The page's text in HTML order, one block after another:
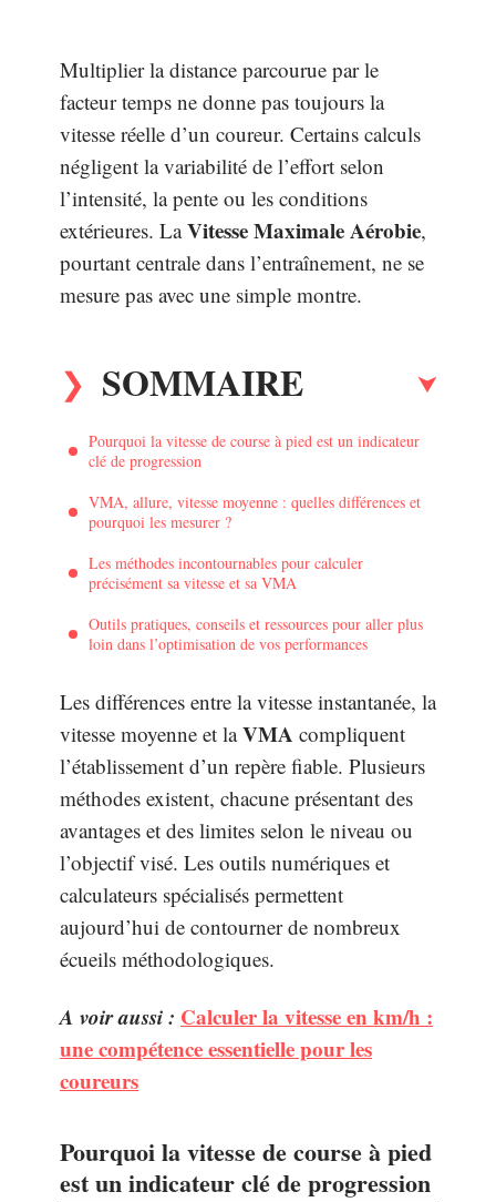
Multiplier la distance parcourue par le
facteur temps ne donne pas toujours la
vitesse réelle d’un coureur. Certains calculs
négligent la variabilité de l’effort selon
l’intensité, la pente ou les conditions
extérieures. LaVitesse Maximale Aérobie,
pourtant centrale dans l’entraînement, ne se
mesure pas avec une simple montre.
SOMMAIRE
Pourquoi la vitesse de course à pied est un indicateur
clé de progression
VMA, allure, vitesse moyenne : quelles différences et
pourquoi les mesurer ?
Les méthodes incontournables pour calculer
précisément sa vitesse et sa VMA
Outils pratiques, conseils et ressources pour aller plus
loin dans l’optimisation de vos performances
Les différences entre la vitesse instantanée, la
vitesse moyenne et laVMA compliquent
l’établissement d’un repère fiable. Plusieurs
méthodes existent, chacune présentant des
avantages et des limites selon le niveau ou
l’objectif visé. Les outils numériques et
calculateurs spécialisés permettent
aujourd’hui de contourner de nombreux
écueils méthodologiques.
A voir aussi : Calculer la vitesse en km/h :
une compétence essentielle pour les
coureurs
Pourquoi la vitesse de course à pied
est un indicateur clé de progression